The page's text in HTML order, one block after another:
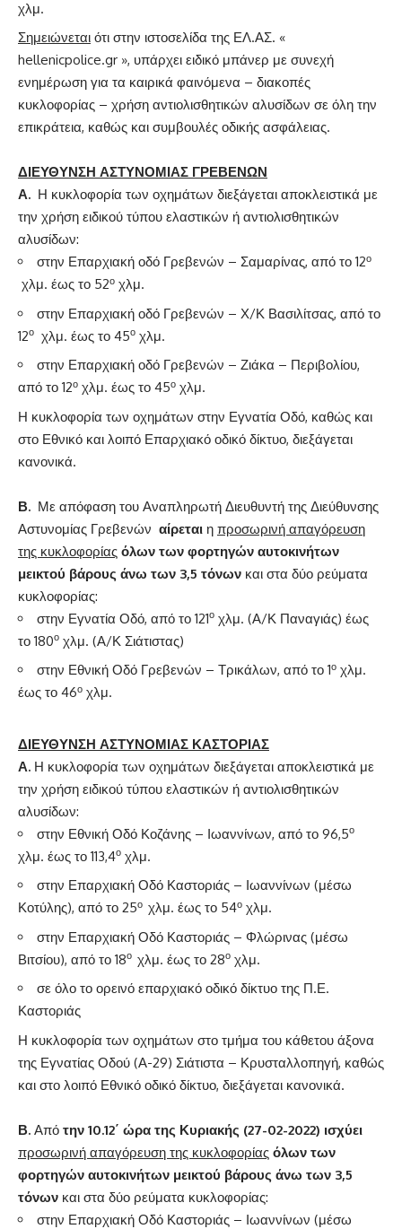
χλμ.
Σημειώνεται ότι στην ιστοσελίδα της ΕΛ.ΑΣ. «
hellenicpolice.gr », υπάρχει ειδικό μπάνερ με συνεχή
ενημέρωση για τα καιρικά φαινόμενα – διακοπές
κυκλοφορίας – χρήση αντιολισθητικών αλυσίδων σε όλη την
επικράτεια, καθώς και συμβουλές οδικής ασφάλειας.
ΔΙΕΥΘΥΝΣΗ ΑΣΤΥΝΟΜΙΑΣ ΓΡΕΒΕΝΩΝ
Α. Η κυκλοφορία των οχημάτων διεξάγεται αποκλειστικά με
την χρήση ειδικού τύπου ελαστικών ή αντιολισθητικών
αλυσίδων:
στην Επαρχιακή οδό Γρεβενών – Σαμαρίνας, από το 12ο
χλμ. έως το 52ο χλμ.
στην Επαρχιακή οδό Γρεβενών – Χ/Κ Βασιλίτσας, από το
12ο χλμ. έως το 45ο χλμ.
στην Επαρχιακή οδό Γρεβενών – Ζιάκα – Περιβολίου,
από το 12ο χλμ. έως το 45ο χλμ.
Η κυκλοφορία των οχημάτων στην Εγνατία Οδό, καθώς και
στο Εθνικό και λοιπό Επαρχιακό οδικό δίκτυο, διεξάγεται
κανονικά.
Β. Με απόφαση του Αναπληρωτή Διευθυντή της Διεύθυνσης
Αστυνομίας Γρεβενών αίρεται η προσωρινή απαγόρευση
της κυκλοφορίας όλων των φορτηγών αυτοκινήτων
μεικτού βάρους άνω των 3,5 τόνων και στα δύο ρεύματα
κυκλοφορίας:
στην Εγνατία Οδό, από το 121ο χλμ. (Α/Κ Παναγιάς) έως
το 180ο χλμ. (Α/Κ Σιάτιστας)
στην Εθνική Οδό Γρεβενών – Τρικάλων, από το 1ο χλμ.
έως το 46ο χλμ.
ΔΙΕΥΘΥΝΣΗ ΑΣΤΥΝΟΜΙΑΣ ΚΑΣΤΟΡΙΑΣ
Α. Η κυκλοφορία των οχημάτων διεξάγεται αποκλειστικά με
την χρήση ειδικού τύπου ελαστικών ή αντιολισθητικών
αλυσίδων:
στην Εθνική Οδό Κοζάνης – Ιωαννίνων, από το 96,5ο
χλμ. έως το 113,4ο χλμ.
στην Επαρχιακή Οδό Καστοριάς – Ιωαννίνων (μέσω
Κοτύλης), από το 25ο χλμ. έως το 54ο χλμ.
στην Επαρχιακή Οδό Καστοριάς – Φλώρινας (μέσω
Βιτσίου), από το 18ο χλμ. έως το 28ο χλμ.
σε όλο το ορεινό επαρχιακό οδικό δίκτυο της Π.Ε.
Καστοριάς
Η κυκλοφορία των οχημάτων στο τμήμα του κάθετου άξονα
της Εγνατίας Οδού (Α-29) Σιάτιστα – Κρυσταλλοπηγή, καθώς
και στο λοιπό Εθνικό οδικό δίκτυο, διεξάγεται κανονικά.
Β. Από την 10.12΄ ώρα της Κυριακής (27-02-2022) ισχύει
προσωρινή απαγόρευση της κυκλοφορίας όλων των
φορτηγών αυτοκινήτων μεικτού βάρους άνω των 3,5
τόνων και στα δύο ρεύματα κυκλοφορίας:
στην Επαρχιακή Οδό Καστοριάς – Ιωαννίνων (μέσω